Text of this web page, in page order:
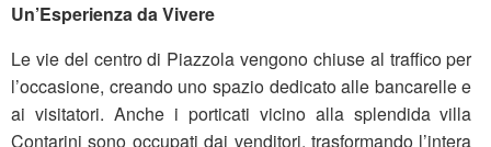
Un’Esperienza da Vivere
Le vie del centro di Piazzola vengono chiuse al traffico per
l’occasione, creando uno spazio dedicato alle bancarelle e
ai visitatori. Anche i porticati vicino alla splendida villa
Contarini sono occupati dai venditori, trasformando l’intera